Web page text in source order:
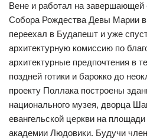
Вене и работал на завершающей
Собора Рождества Девы Марии
переехал в Будапешт и уже
архитектурную комиссию по
архитектурные предпочтения в
поздней готики и барокко до
проекту Поллака построены
национального музея, дворца
евангельской церкви на
академии Людовики. Будучи